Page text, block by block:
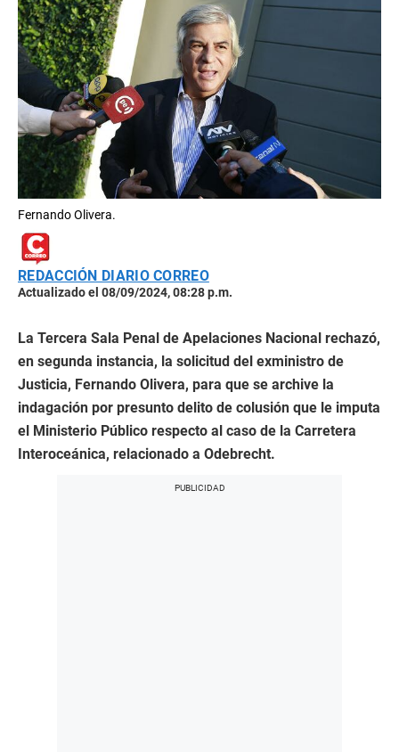
Fernando Olivera.
REDACCIÓN DIARIO CORREO
Actualizado el 08/09/2024, 08:28 p.m.
La Tercera Sala Penal de Apelaciones Nacional rechazó,
en segunda instancia, la solicitud del exministro de
Justicia, Fernando Olivera, para que se archive la
indagación por presunto delito de colusión que le imputa
el Ministerio Público respecto al caso de la Carretera
Interoceánica, relacionado a Odebrecht.